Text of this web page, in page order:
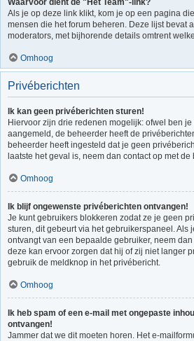
Waarvoor dient de "Het Team"-link?
Als je op deze link klikt, kom je op een pagina
mensen die het forum beheren. Deze lijst bevat
moderators, met bijhorende details omtrent
Omhoog
Privéberichten
Ik kan geen privéberichten sturen!
Hiervoor zijn drie redenen mogelijk: ofwel ben
aangemeld, de beheerder heeft de
beheerder heeft ingesteld dat je geen
laatste het geval is, neem dan contact op met de
Omhoog
Ik blijf ongewenste privéberichten ontvangen!
Je kunt gebruikers blokkeren zodat ze je geen
sturen, dit gebeurt via het gebruikerspaneel. Als
ontvangt van een bepaalde gebruiker, neem
deze kan ervoor zorgen dat hij of zij niet langer
gebruik de meldknop in het privébericht.
Omhoog
Ik heb spam of een e-mail met ongepaste
ontvangen!
Jammer dat we dit moeten horen. Het e-